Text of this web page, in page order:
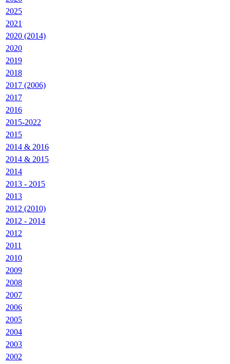
2025
2021
2020 (2014)
2020
2019
2018
2017 (2006)
2017
2016
2015-2022
2015
2014 & 2016
2014 & 2015
2014
2013 - 2015
2013
2012 (2010)
2012 - 2014
2012
2011
2010
2009
2008
2007
2006
2005
2004
2003
2002